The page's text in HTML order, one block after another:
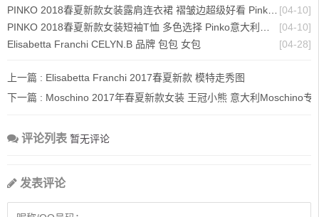
[04-10]
PINKO 2018春夏新款女装露肩连衣裙 褶皱边超级好看 Pinko意大利专柜现货正品代购
[04-10]
PINKO 2018春夏新款女装短袖T恤 多色选择 Pinko意大利正品专柜现货代购
[04-28]
Elisabetta Franchi CELYN.B 品牌 包包 女包
上一篇 : Elisabetta Franchi 2017春夏新款 模特走秀图
下一篇 : Moschino 2017年春夏新款女装 王冠小熊 意大利Moschino专
评论列表 暂无评论
发表评论